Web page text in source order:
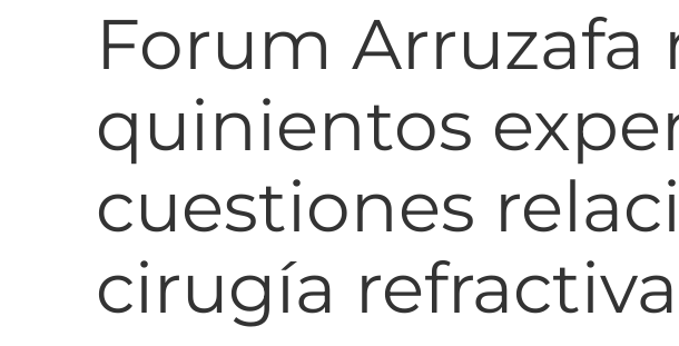
Forum Arruzafa
quinientos
cuestiones
cirugía refractiva